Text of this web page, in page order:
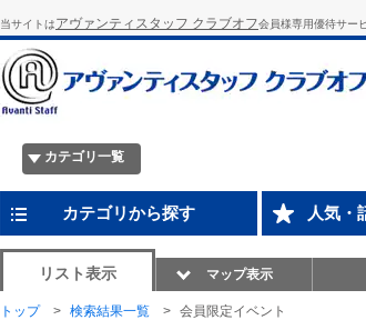
当サイトはアヴァンティスタッフ クラブオフ会員様専用優待サー
カテゴリ一覧
カテゴリから探す 人気・
リスト表示 マップ表示
トップ 検索結果一覧 会員限定イベント